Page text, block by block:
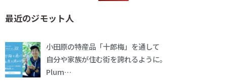
最近のジモット人
小田原の特産品「十郎梅」を通して
自分や家族が住む街を誇れるように。
Plum…